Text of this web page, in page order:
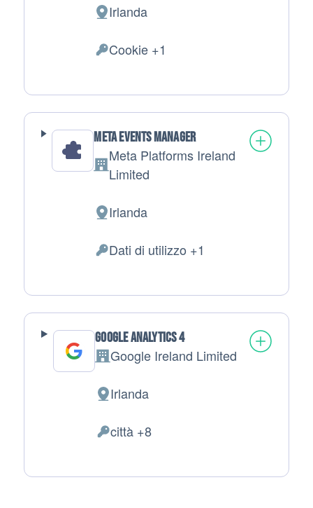
Luogo del trattamento:
Irlanda
Dati Personali trattati:
Cookie +1
Meta Events Manager
Azienda:
Meta Platforms Ireland
Limited
Luogo del trattamento:
Irlanda
Dati Personali trattati:
Dati di utilizzo +1
Google Analytics 4
Azienda:
Google Ireland Limited
Luogo del trattamento:
Irlanda
Dati Personali trattati:
città +8